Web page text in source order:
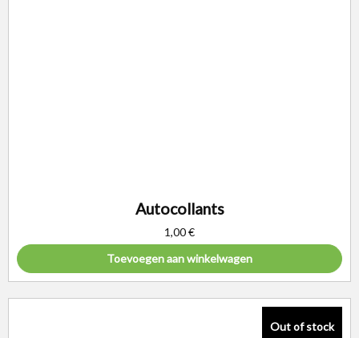
Autocollants
1,00€
Toevoegen aan winkelwagen